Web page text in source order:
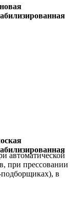
автоматической
при прессовании
в